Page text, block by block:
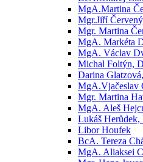
MgA.Martina
Mgr.Jiří
Mgr. Martina
MgA. Markéta
MgA. Václav
Michal Foltýn,
Darina
MgA.Vjačeslav
Mgr. Martina
MgA. Aleš
Lukáš Herůdek,
Libor Houfek
BcA. Tereza
MgA. Aliaksei